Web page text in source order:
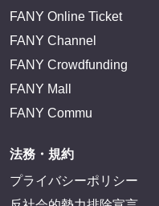
FANY Online Ticket
FANY Channel
FANY Crowdfunding
FANY Mall
FANY Commu
法務・規約
プライバシーポリシー